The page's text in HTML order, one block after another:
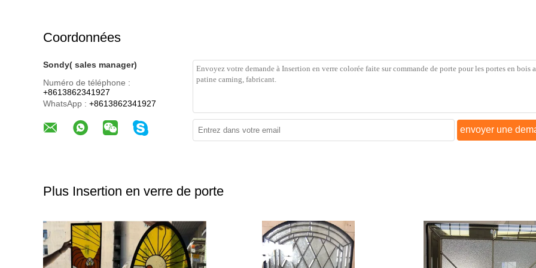
Coordonnées
Sondy( sales manager)
Numéro de téléphone :
+8613862341927
WhatsApp : +8613862341927
envoyer une
Plus Insertion en verre de porte